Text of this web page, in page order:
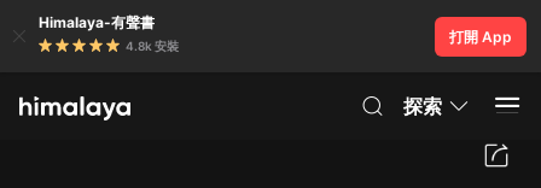
Himalaya-有聲書
4.8k 安裝
打開 App
探索